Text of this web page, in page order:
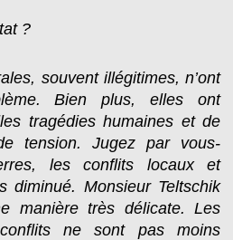
?
souvent illégitimes, n’ont
Bien plus, elles ont
tragédies humaines et de
tension. Jugez par vous-
les conflits locaux et
diminué. Monsieur Teltschik
manière très délicate. Les
ne sont pas moins